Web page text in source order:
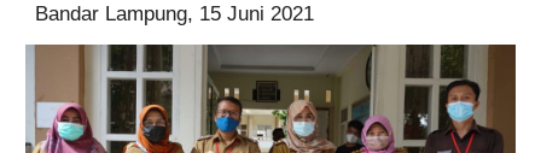
Bandar Lampung, 15 Juni 2021